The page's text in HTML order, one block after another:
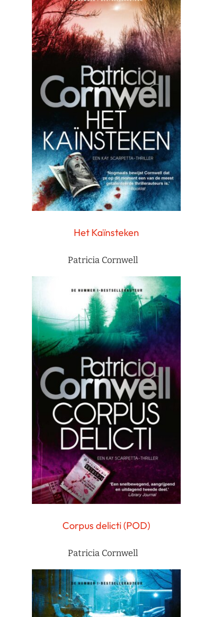
Het Kaïnsteken
Patricia Cornwell
Corpus delicti (POD)
Patricia Cornwell